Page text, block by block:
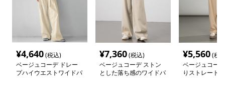
¥4,640(税込)
ベージュコーデ ドレー
プハイウエストワイドパ
¥7,360(税込)
ベージュコーデ ストン
とした落ち感のワイドパ
¥5,560(税
ベージュコー
りストレート